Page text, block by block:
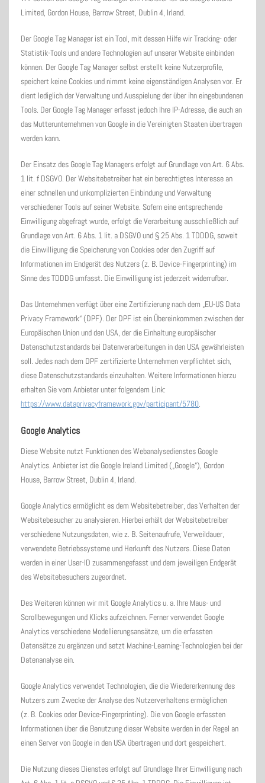
Limited, Gordon House, Barrow Street, Dublin 4, Irland.
Der Google Tag Manager ist ein Tool, mit dessen Hilfe wir Tracking- oder
Statistik-Tools und andere Technologien auf unserer Website einbinden
können. Der Google Tag Manager selbst erstellt keine Nutzerprofile,
speichert keine Cookies und nimmt keine eigenständigen Analysen vor. Er
dient lediglich der Verwaltung und Ausspielung der über ihn eingebundenen
Tools. Der Google Tag Manager erfasst jedoch Ihre IP-Adresse, die auch an
das Mutterunternehmen von Google in die Vereinigten Staaten übertragen
werden kann.
Der Einsatz des Google Tag Managers erfolgt auf Grundlage von Art. 6 Abs.
1 lit. f DSGVO. Der Websitebetreiber hat ein berechtigtes Interesse an
einer schnellen und unkomplizierten Einbindung und Verwaltung
verschiedener Tools auf seiner Website. Sofern eine entsprechende
Einwilligung abgefragt wurde, erfolgt die Verarbeitung ausschließlich auf
Grundlage von Art. 6 Abs. 1 lit. a DSGVO und § 25 Abs. 1 TDDDG, soweit
die Einwilligung die Speicherung von Cookies oder den Zugriff auf
Informationen im Endgerät des Nutzers (z. B. Device-Fingerprinting) im
Sinne des TDDDG umfasst. Die Einwilligung ist jederzeit widerrufbar.
Das Unternehmen verfügt über eine Zertifizierung nach dem „EU-US Data
Privacy Framework“ (DPF). Der DPF ist ein Übereinkommen zwischen der
Europäischen Union und den USA, der die Einhaltung europäischer
Datenschutzstandards bei Datenverarbeitungen in den USA gewährleisten
soll. Jedes nach dem DPF zertifizierte Unternehmen verpflichtet sich,
diese Datenschutzstandards einzuhalten. Weitere Informationen hierzu
erhalten Sie vom Anbieter unter folgendem Link:
https://www.dataprivacyframework.gov/participant/5780.
Google Analytics
Diese Website nutzt Funktionen des Webanalysedienstes Google
Analytics. Anbieter ist die Google Ireland Limited („Google“), Gordon
House, Barrow Street, Dublin 4, Irland.
Google Analytics ermöglicht es dem Websitebetreiber, das Verhalten der
Websitebesucher zu analysieren. Hierbei erhält der Websitebetreiber
verschiedene Nutzungsdaten, wie z. B. Seitenaufrufe, Verweildauer,
verwendete Betriebssysteme und Herkunft des Nutzers. Diese Daten
werden in einer User-ID zusammengefasst und dem jeweiligen Endgerät
des Websitebesuchers zugeordnet.
Des Weiteren können wir mit Google Analytics u. a. Ihre Maus- und
Scrollbewegungen und Klicks aufzeichnen. Ferner verwendet Google
Analytics verschiedene Modellierungsansätze, um die erfassten
Datensätze zu ergänzen und setzt Machine-Learning-Technologien bei der
Datenanalyse ein.
Google Analytics verwendet Technologien, die die Wiedererkennung des
Nutzers zum Zwecke der Analyse des Nutzerverhaltens ermöglichen
(z. B. Cookies oder Device-Fingerprinting). Die von Google erfassten
Informationen über die Benutzung dieser Website werden in der Regel an
einen Server von Google in den USA übertragen und dort gespeichert.
Die Nutzung dieses Dienstes erfolgt auf Grundlage Ihrer Einwilligung nach